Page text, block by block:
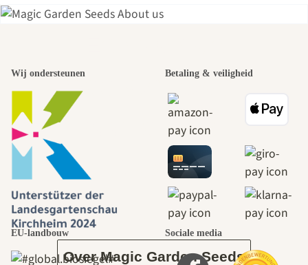
mooiste paden
naar onszelf
leidt door de
tuin.
Over Magic Garden Seeds
Wij ondersteunen Betaling & veiligheid
EU-landbouw Sociale media